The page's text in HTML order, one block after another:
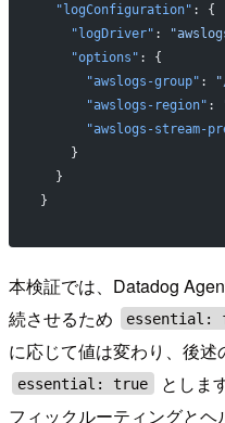
  "logConfiguration"
: {
    "logDriver"
:
    "options"
: {
      "awslogs-group"
:
      "awslogs-region"
:
"awslogs-stream-
    }
  }
}
本検証では、Datadog
続させるため
essential:
に応じて値は変わり、後
essential: true
としま
フィックルーティングとヘ